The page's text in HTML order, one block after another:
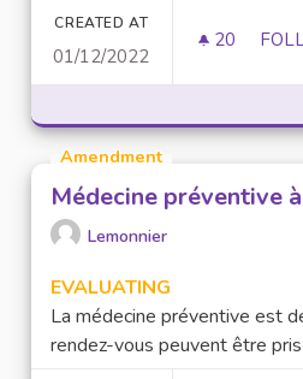
CREATED AT
01/12/2022
20 20
Amendment
Médecine préventive
Lemonnier
EVALUATING
La médecine préventive est
rendez-vous peuvent être pris